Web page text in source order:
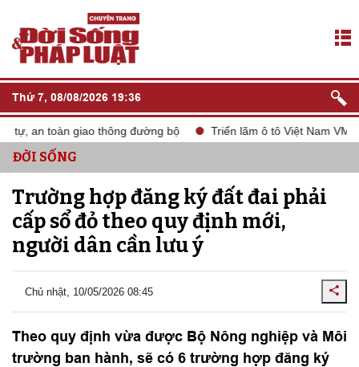
Thứ 7, 08/08/2026 19:36
an toàn giao thông đường bộ Triển lãm ô tô Việt Nam VMS
ĐỜI SỐNG
Trường hợp đăng ký đất đai phải
cấp sổ đỏ theo quy định mới,
người dân cần lưu ý
Chủ nhật, 10/05/2026 08:45
Theo quy định vừa được Bộ Nông nghiệp và Môi
trường ban hành, sẽ có 6 trường hợp đăng ký